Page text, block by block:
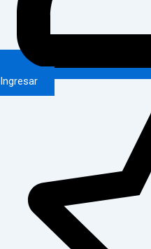
Ingresar